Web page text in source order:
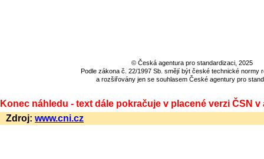
© Česká agentura pro standardizaci , 2025
Podle zákona č. 22/1997 Sb. smějí být české technické normy
a rozšiřovány jen se souhlasem České agentury pro
Konec náhledu - text dále pokračuje v placené verzi ČSN
Zdroj: www.cni.cz